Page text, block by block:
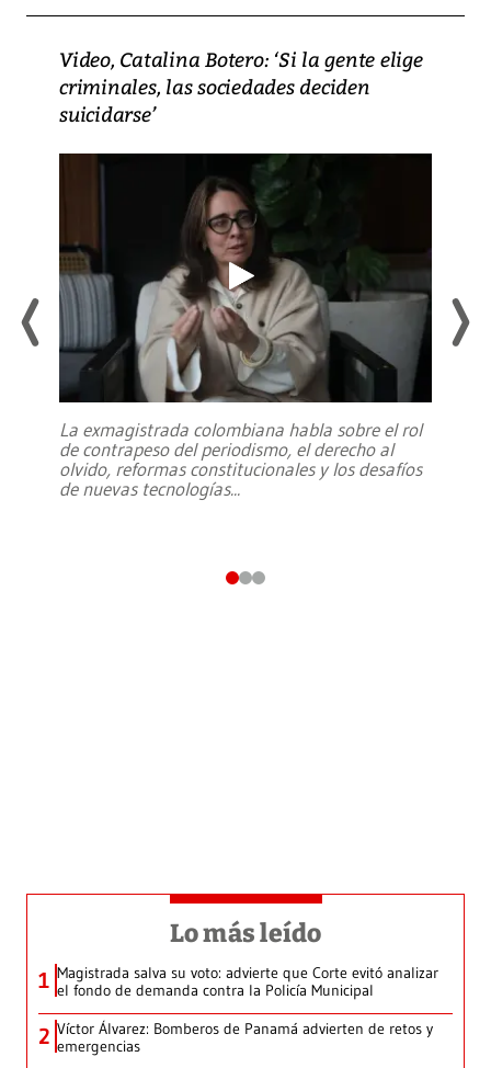
Video, Catalina Botero: ‘Si la gente elige
criminales, las sociedades deciden
suicidarse’
La exmagistrada colombiana habla sobre el rol
de contrapeso del periodismo, el derecho al
olvido, reformas constitucionales y los desafíos
de nuevas tecnologías...
Lo más leído
1 Magistrada salva su voto: advierte que Corte evitó analizar
el fondo de demanda contra la Policía Municipal
2 Víctor Álvarez: Bomberos de Panamá advierten de retos y
emergencias